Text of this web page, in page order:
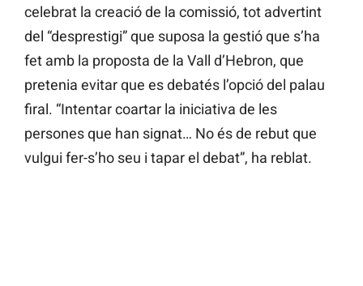
celebrat la creació de la comissió, tot advertint
del “desprestigi” que suposa la gestió que s’ha
fet amb la proposta de la Vall d’Hebron, que
pretenia evitar que es debatés l’opció del palau
firal. “Intentar coartar la iniciativa de les
persones que han signat… No és de rebut que
vulgui fer-s’ho seu i tapar el debat”, ha reblat.